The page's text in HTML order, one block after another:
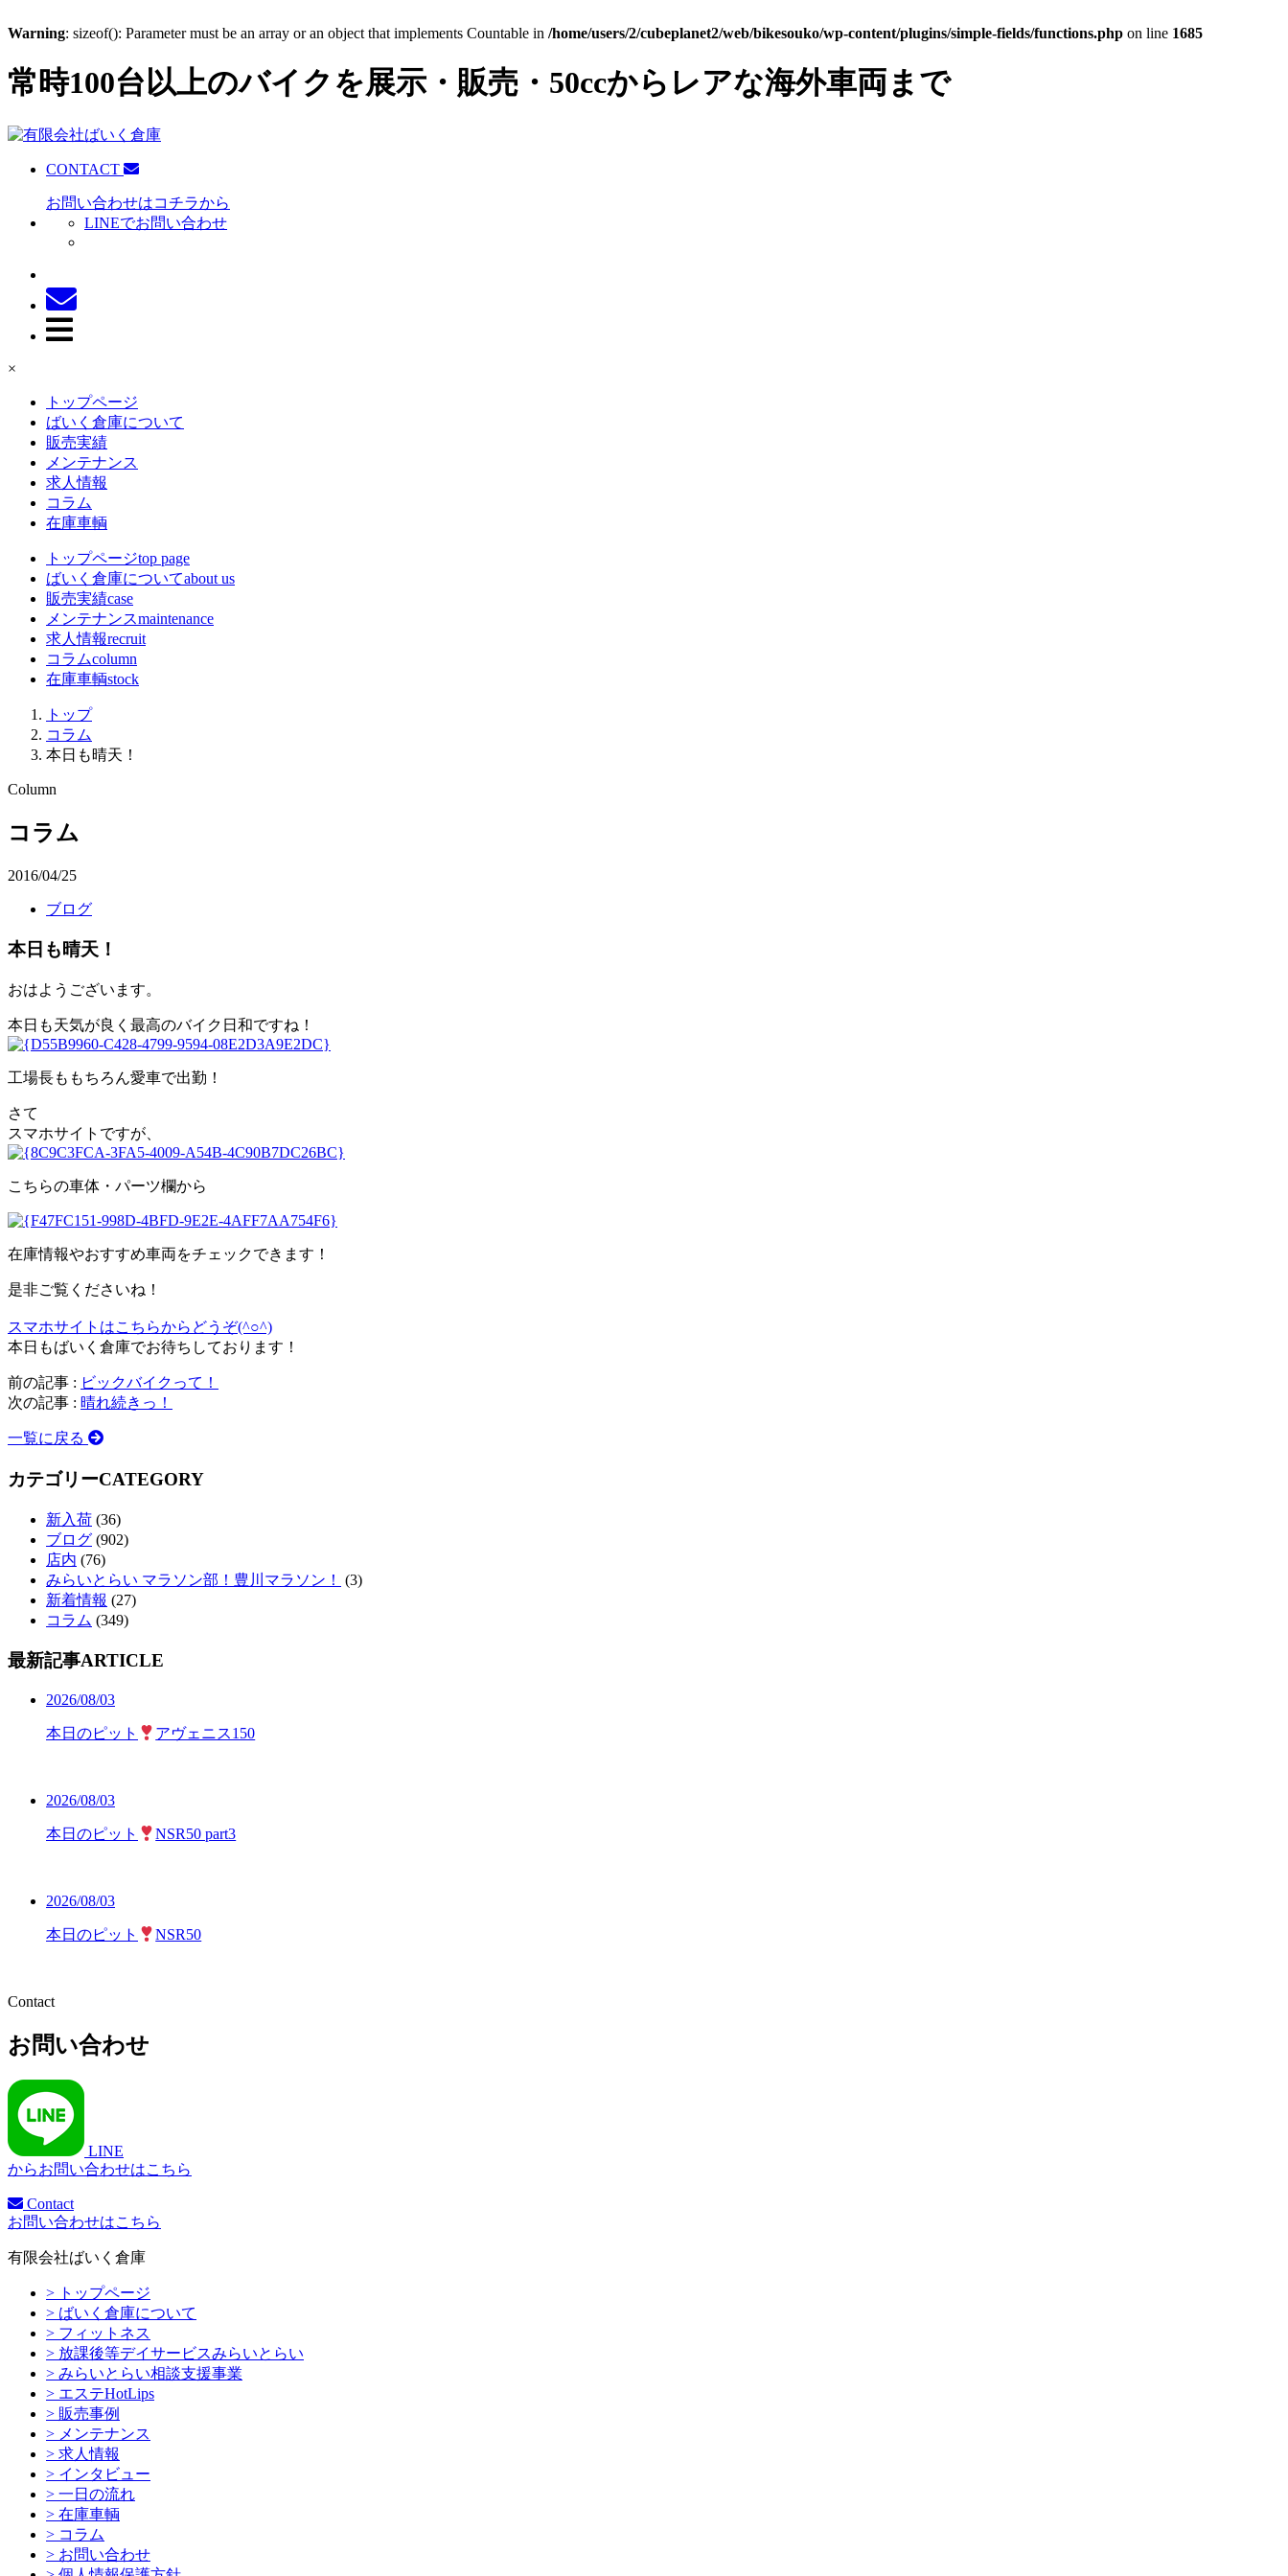
Warning: sizeof(): Parameter must be an array or an object that implements Countable in /home/users/2/cubeplanet2/web/bikesouko/wp-content/plugins/simple-fields/functions.php on line 1685
常時100台以上のバイクを展示・販売・50ccからレアな海外車両まで
CONTACT
お問い合わせはコチラから
LINEでお問い合わせ
×
トップページ
ばいく倉庫について
販売実績
メンテナンス
求人情報
コラム
在庫車輌
トップページtop page
ばいく倉庫についてabout us
販売実績case
メンテナンスmaintenance
求人情報recruit
コラムcolumn
在庫車輌stock
トップ
コラム
本日も晴天！
Column
コラム
2016/04/25
ブログ
本日も晴天！
おはようございます。
本日も天気が良く最高のバイク日和ですね！
工場長ももちろん愛車で出勤！
さて
スマホサイトですが、
こちらの車体・パーツ欄から
在庫情報やおすすめ車両をチェックできます！
是非ご覧くださいね！
スマホサイトはこちらからどうぞ(^○^)
本日もばいく倉庫でお待ちしております！
前の記事 : ビックバイクって！
次の記事 : 晴れ続きっ！
一覧に戻る
カテゴリーCATEGORY
新入荷 (36)
ブログ (902)
店内 (76)
みらいとらい マラソン部！豊川マラソン！
(3)
新着情報 (27)
コラム (349)
最新記事ARTICLE
2026/08/03
本日のピット アヴェニス150
2026/08/03
本日のピット NSR50 part3
2026/08/03
本日のピット NSR50
Contact
お問い合わせ
LINE
からお問い合わせはこちら
Contact
お問い合わせはこちら
有限会社ばいく倉庫
> トップページ
> ばいく倉庫について
> フィットネス
> 放課後等デイサービスみらいとらい
> みらいとらい相談支援事業
> エステHotLips
> 販売事例
> メンテナンス
> 求人情報
> インタビュー
> 一日の流れ
> 在庫車輌
> コラム
> お問い合わせ